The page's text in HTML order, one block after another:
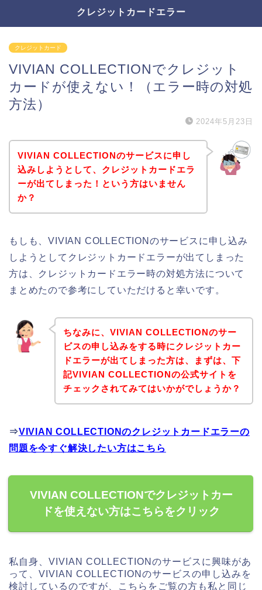
クレジットカードエラー
クレジットカード
VIVIAN COLLECTIONでクレジット
カードが使えない！（エラー時の対処
方法）
2024年5月23日
VIVIAN COLLECTIONのサービスに申し
込みしようとして、クレジットカードエラ
ーが出てしまった！という方はいません
か？
もしも、VIVIAN COLLECTIONのサービスに申し込み
しようとしてクレジットカードエラーが出てしまった
方は、クレジットカードエラー時の対処方法について
まとめたので参考にしていただけると幸いです。
ちなみに、VIVIAN COLLECTIONのサー
ビスの申し込みをする時にクレジットカー
ドエラーが出てしまった方は、まずは、下
記VIVIAN COLLECTIONの公式サイトを
チェックされてみてはいかがでしょうか？
⇒VIVIAN COLLECTIONのクレジットカードエラーの
問題を今すぐ解決したい方はこちら
VIVIAN COLLECTIONでクレジットカー
ドを使えない方はこちらをクリック
私自身、VIVIAN COLLECTIONのサービスに興味があ
って、VIVIAN COLLECTIONのサービスの申し込みを
検討しているのですが、こちらをご覧の方も私と同じ